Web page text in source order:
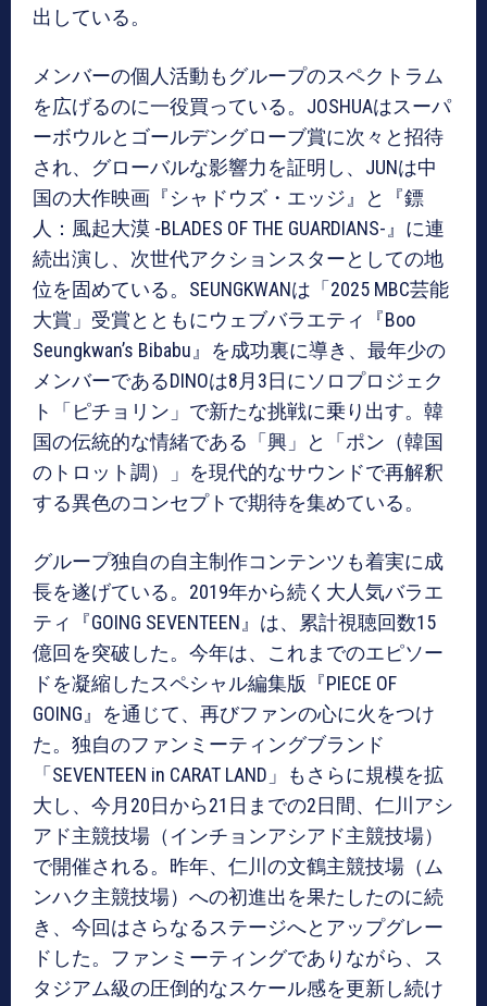
出している。
メンバーの個人活動もグループのスペクトラム
を広げるのに一役買っている。JOSHUAはスーパ
ーボウルとゴールデングローブ賞に次々と招待
され、グローバルな影響力を証明し、JUNは中
国の大作映画『シャドウズ・エッジ』と『鏢
人：風起大漠 -BLADES OF THE GUARDIANS-』に連
続出演し、次世代アクションスターとしての地
位を固めている。SEUNGKWANは「2025 MBC芸能
大賞」受賞とともにウェブバラエティ『Boo
Seungkwan’s Bibabu』を成功裏に導き、最年少の
メンバーであるDINOは8月3日にソロプロジェク
ト「ピチョリン」で新たな挑戦に乗り出す。韓
国の伝統的な情緒である「興」と「ポン（韓国
のトロット調）」を現代的なサウンドで再解釈
する異色のコンセプトで期待を集めている。
グループ独自の自主制作コンテンツも着実に成
長を遂げている。2019年から続く大人気バラエ
ティ『GOING SEVENTEEN』は、累計視聴回数15
億回を突破した。今年は、これまでのエピソー
ドを凝縮したスペシャル編集版『PIECE OF
GOING』を通じて、再びファンの心に火をつけ
た。独自のファンミーティングブランド
「SEVENTEEN in CARAT LAND」もさらに規模を拡
大し、今月20日から21日までの2日間、仁川アシ
アド主競技場（インチョンアシアド主競技場）
で開催される。昨年、仁川の文鶴主競技場（ム
ンハク主競技場）への初進出を果たしたのに続
き、今回はさらなるステージへとアップグレー
ドした。ファンミーティングでありながら、ス
タジアム級の圧倒的なスケール感を更新し続け